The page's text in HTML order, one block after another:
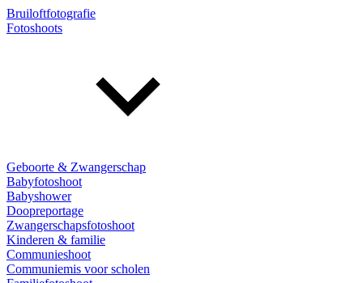
Bruiloftfotografie
Fotoshoots
Geboorte & Zwangerschap
Babyfotoshoot
Babyshower
Doopreportage
Zwangerschapsfotoshoot
Kinderen & familie
Communieshoot
Communiemis voor scholen